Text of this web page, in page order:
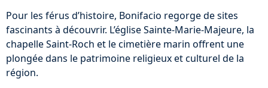
Pour les férus d’histoire, Bonifacio regorge de sites
fascinants à découvrir. L’église Sainte-Marie-Majeure, la
chapelle Saint-Roch et le cimetière marin offrent une
plongée dans le patrimoine religieux et culturel de la
région.